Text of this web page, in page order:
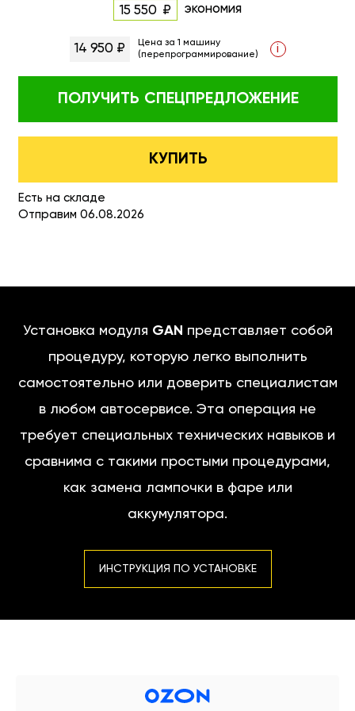
15 550 экономия
14 950 ₽
Цена за 1 машину
(перепрограммирование)
i
ПОЛУЧИТЬ СПЕЦПРЕДЛОЖЕНИЕ
КУПИТЬ
Есть на складе
Отправим 06.08.2026
Установка модуля GAN представляет собой
процедуру, которую легко выполнить
самостоятельно или доверить специалистам
в любом автосервисе. Эта операция не
требует специальных технических навыков и
сравнима с такими простыми процедурами,
как замена лампочки в фаре или
аккумулятора.
ИНСТРУКЦИЯ ПО УСТАНОВКЕ